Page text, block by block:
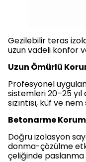
Gezilebilir teras
uzun vadeli konfor
Uzun Ömürlü
Profesyonel
sistemleri 20–25 yıl
sızıntısı, küf ve
Betonarme
Doğru izolasyon
donma-çözülme
çeliğinde paslanma